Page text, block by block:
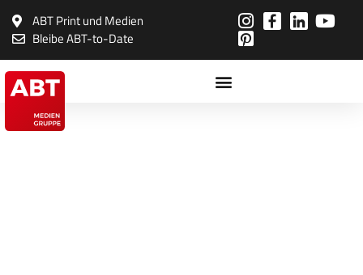
springenABT Print und Medien
Bleibe ABT-to-Date